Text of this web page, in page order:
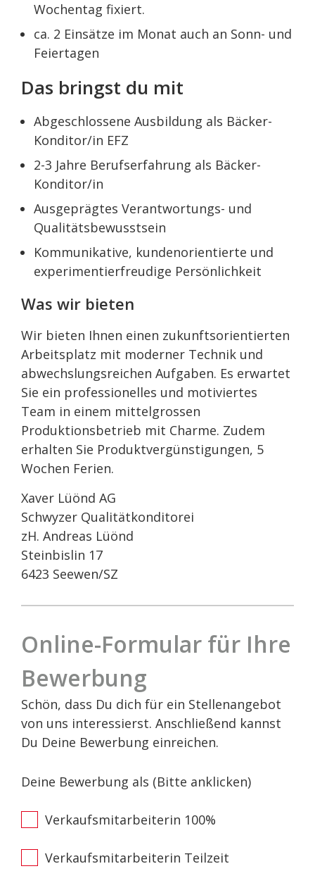
Wochentag fixiert.
ca. 2 Einsätze im Monat auch an Sonn- und
Feiertagen
Das bringst du mit
Abgeschlossene Ausbildung als Bäcker-
Konditor/in EFZ
2-3 Jahre Berufserfahrung als Bäcker-
Konditor/in
Ausgeprägtes Verantwortungs- und
Qualitätsbewusstsein
Kommunikative, kundenorientierte und
experimentierfreudige Persönlichkeit
Was wir bieten
Wir bieten Ihnen einen zukunftsorientierten
Arbeitsplatz mit moderner Technik und
abwechslungsreichen Aufgaben. Es erwartet
Sie ein professionelles und motiviertes
Team in einem mittelgrossen
Produktionsbetrieb mit Charme. Zudem
erhalten Sie Produktvergünstigungen, 5
Wochen Ferien.
Xaver Lüönd AG
Schwyzer Qualitätkonditorei
zH. Andreas Lüönd
Steinbislin 17
6423 Seewen/SZ
Online-Formular für Ihre
Bewerbung
Schön, dass Du dich für ein Stellenangebot
von uns interessierst. Anschließend kannst
Du Deine Bewerbung einreichen.
Deine Bewerbung als (Bitte anklicken)
Verkaufsmitarbeiterin 100%
Verkaufsmitarbeiterin Teilzeit